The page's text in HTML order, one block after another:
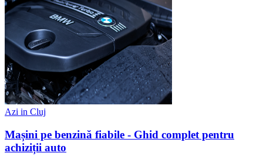
Azi in Cluj
Mașini pe benzină fiabile - Ghid complet pentru
achiziții auto